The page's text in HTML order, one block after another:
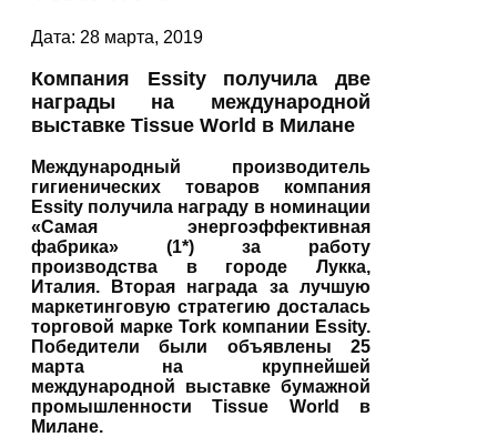
Дата: 28 марта, 2019
Компания Essity получила две
награды на международной
выставке Tissue World в Милане
Международный производитель
гигиенических товаров компания
Essity получила награду в номинации
«Самая энергоэффективная
фабрика» (1*) за работу
производства в городе Лукка,
Италия. Вторая награда за лучшую
маркетинговую стратегию досталась
торговой марке Tork компании Essity.
Победители были объявлены 25
марта на крупнейшей
международной выставке бумажной
промышленности Tissue World в
Милане.